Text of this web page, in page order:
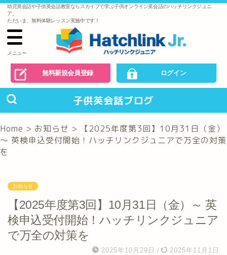
幼児英会話や子供英会話教室ならスカイプで学ぶ子供オンライン英会話のハッチリンクジュニ
ア。
ただいま、無料体験レッスン実施中です！
メニュー
無料新規会員登録 ログイン
子供英会話ブログ
Home > お知らせ >
【2025年度第3回】10月31日（金）
～ 英検申込受付開始！ハッチリンクジュニアで万全の対策
を
お知らせ
【2025年度第3回】10月31日（金）～ 英
検申込受付開始！ハッチリンクジュニア
で万全の対策を
2025年10月29日 / 2025年11月1日